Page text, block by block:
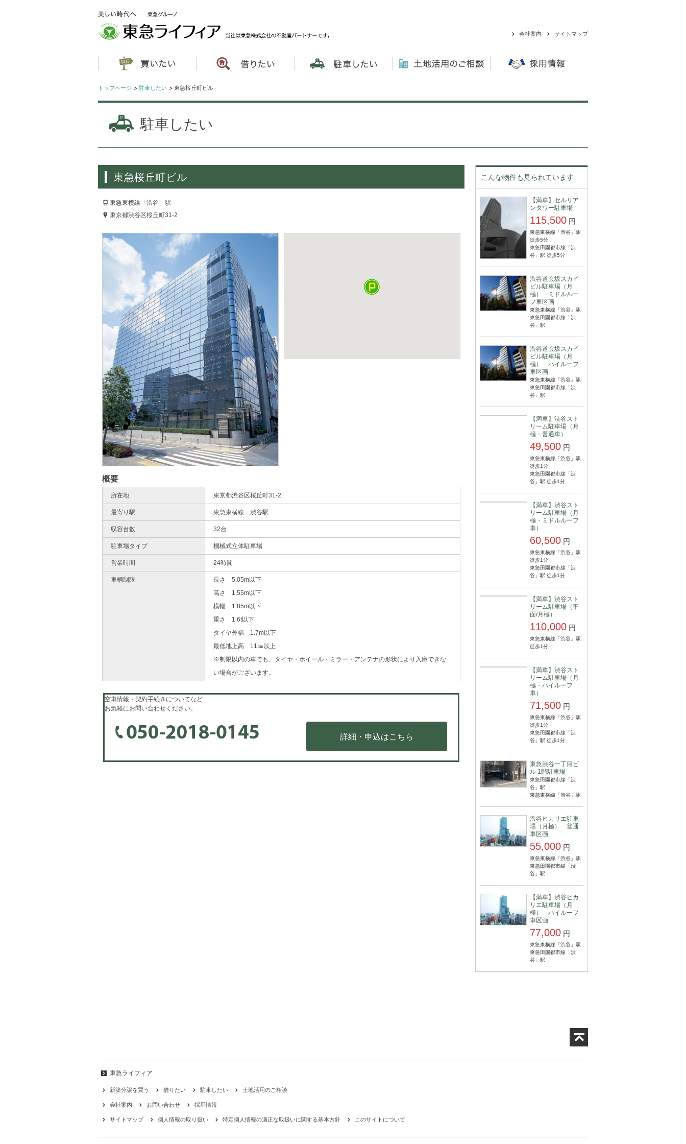
会社案内 サイトマップ
トップページ 駐車したい 東急桜丘町ビル
駐車したい
東急桜丘町ビル
東急東横線「渋谷」駅
東京都渋谷区桜丘町31-2
概要
所在地 東京都渋谷区桜丘町31-2
最寄り駅 東急東横線 渋谷駅
収容台数 32台
駐車場タイプ 機械式立体駐車場
営業時間 24時間
車輌制限
長さ 5.05m以下
高さ 1.55m以下
横幅 1.85m以下
重さ 1.6t以下
タイヤ外幅 1.7m以下
最低地上高 11㎝以上
※制限以内の車でも、タイヤ・ホイール・ミラー・アンテナの形状により入庫できな
い場合がございます。
空車情報・契約手続きについてなど
お気軽にお問い合わせください。
詳細・申込はこちら
こんな物件も見られています
【満車】セルリア
ンタワー駐車場
115,500 円
東急東横線「渋谷」駅
徒歩5分
東急田園都市線「渋
谷」駅 徒歩5分
渋谷道玄坂スカイ
ビル駐車場（月
極） ミドルルー
フ車区画
東急東横線「渋谷」駅
東急田園都市線「渋
谷」駅
渋谷道玄坂スカイ
ビル駐車場（月
極） ハイルーフ
車区画
東急東横線「渋谷」駅
東急田園都市線「渋
谷」駅
【満車】渋谷スト
リーム駐車場（月
極・普通車）
49,500 円
東急東横線「渋谷」駅
徒歩1分
東急田園都市線「渋
谷」駅 徒歩1分
【満車】渋谷スト
リーム駐車場（月
極・ミドルルーフ
車）
60,500 円
東急東横線「渋谷」駅
徒歩1分
東急田園都市線「渋
谷」駅 徒歩1分
【満車】渋谷スト
リーム駐車場（平
面/月極）
110,000 円
東急東横線「渋谷」駅
徒歩1分
【満車】渋谷スト
リーム駐車場（月
極・ハイルーフ
車）
71,500 円
東急東横線「渋谷」駅
徒歩1分
東急田園都市線「渋
谷」駅 徒歩1分
東急渋谷一丁目ビ
ル 1階駐車場
東急田園都市線「渋
谷」駅
東急東横線「渋谷」駅
渋谷ヒカリエ駐車
場（月極） 普通
車区画
55,000 円
東急東横線「渋谷」駅
東急田園都市線「渋
谷」駅
【満車】渋谷ヒカ
リエ駐車場（月
極） ハイルーフ
車区画
77,000 円
東急東横線「渋谷」駅
東急田園都市線「渋
谷」駅
東急ライフィア
新築分譲を買う 借りたい 駐車したい 土地活用のご相談
会社案内 お問い合わせ 採用情報
サイトマップ 個人情報の取り扱い 特定個人情報の適正な取扱いに関する基本方針 このサイトについて